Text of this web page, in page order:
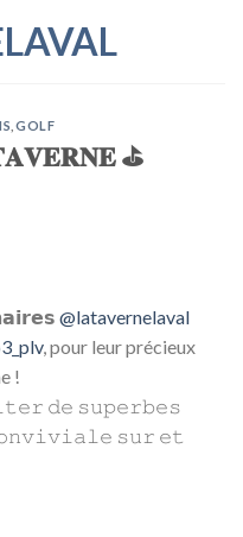
,GOLF
⛳️
@latavernelaval
, pour leur précieux
!
𝚍𝚎 𝚜𝚞𝚙𝚎𝚛𝚋𝚎𝚜
𝚜𝚞𝚛 𝚎𝚝